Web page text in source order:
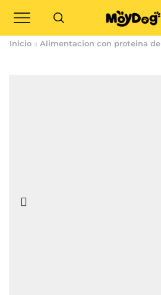
Inicio Alimentacion con proteina de